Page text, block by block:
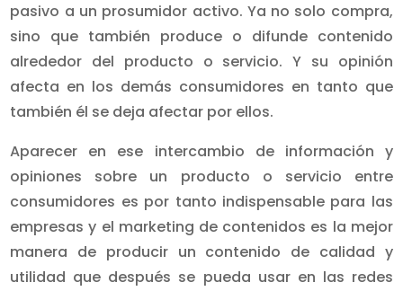
pasivo a un prosumidor activo. Ya no solo compra,
sino que también produce o difunde contenido
alrededor del producto o servicio. Y su opinión
afecta en los demás consumidores en tanto que
también él se deja afectar por ellos.
Aparecer en ese intercambio de información y
opiniones sobre un producto o servicio entre
consumidores es por tanto indispensable para las
empresas y el marketing de contenidos es la mejor
manera de producir un contenido de calidad y
utilidad que después se pueda usar en las redes